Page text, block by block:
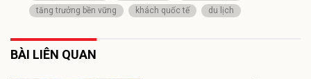
tăng trưởng bền vững
khách quốc tế du lịch
BÀI LIÊN QUAN